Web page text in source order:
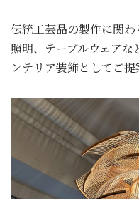
伝統工芸品の製作に関
照明、テーブルウェア
ンテリア装飾としてご提